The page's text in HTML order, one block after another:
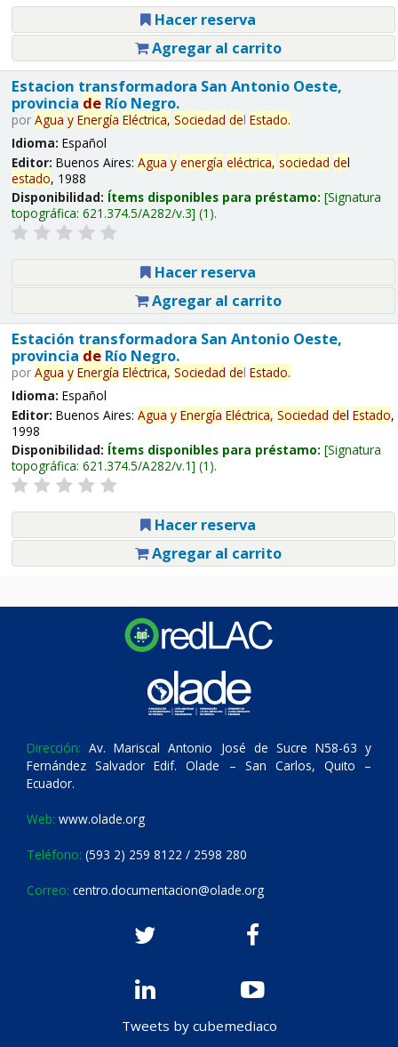
Hacer reserva
Agregar al carrito
Estacion transformadora San Antonio Oeste,
provincia deRío Negro.
por Agua y Energía Eléctrica, Sociedad del Estado.
Idioma: Español
Editor: Buenos Aires: Agua y energía eléctrica, sociedad del
estado, 1988
Disponibilidad: Ítems disponibles para préstamo: Signatura
topográfica: 621.374.5/A282/v.3 (1).
Hacer reserva
Agregar al carrito
Estación transformadora San Antonio Oeste,
provincia deRío Negro.
por Agua y Energía Eléctrica, Sociedad del Estado.
Idioma: Español
Editor: Buenos Aires: Agua y Energía Eléctrica, Sociedad del Estado,
1998
Disponibilidad: Ítems disponibles para préstamo: Signatura
topográfica: 621.374.5/A282/v.1 (1).
Hacer reserva
Agregar al carrito
Dirección: Av. Mariscal Antonio José de Sucre N58-63 y
Fernández Salvador Edif. Olade – San Carlos, Quito –
Ecuador.
Web: www.olade.org
Teléfono: (593 2) 259 8122 / 2598 280
Correo: centro.documentacion@olade.org
Tweets by cubemediaco